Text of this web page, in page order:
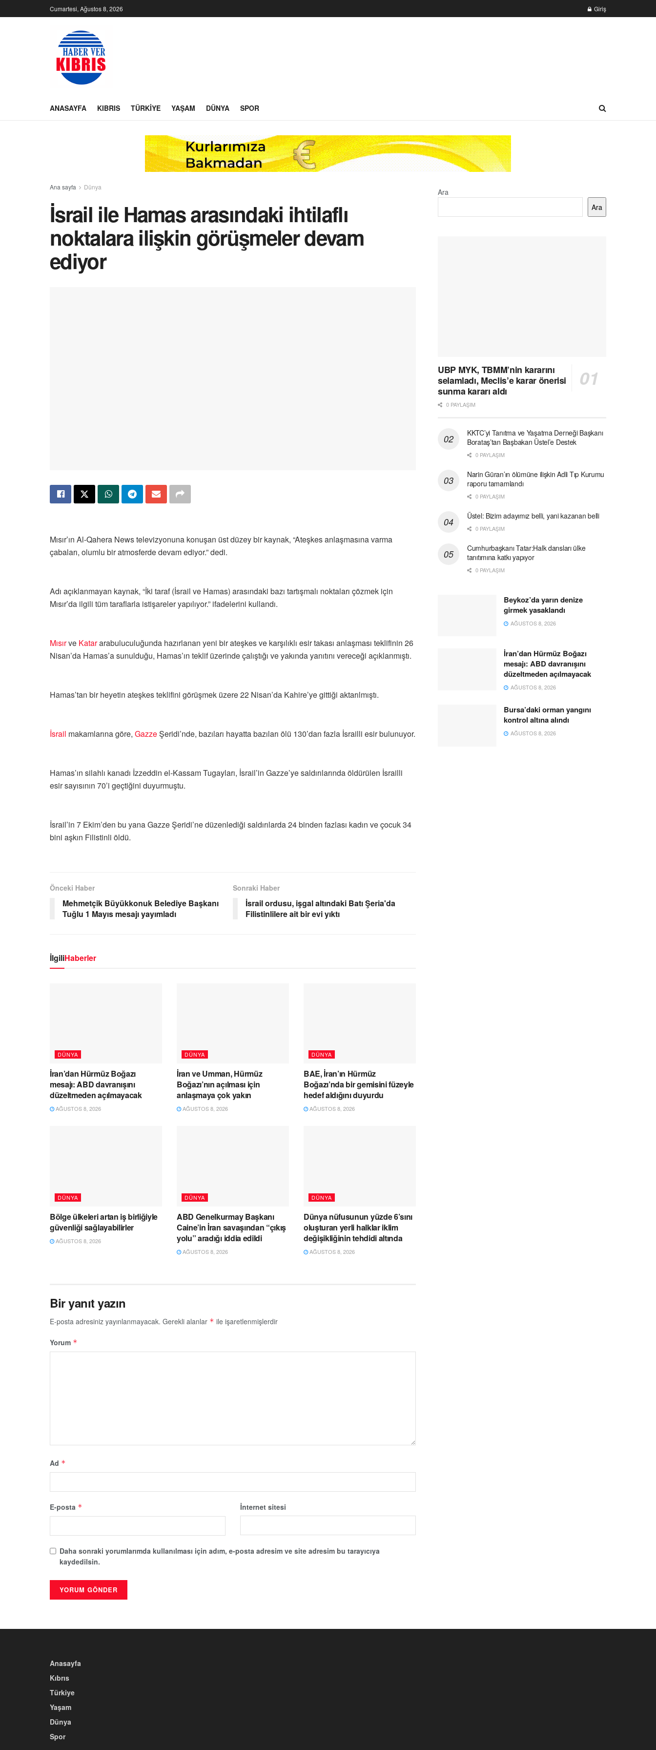
Cumartesi, Ağustos 8, 2026 Giriş
ANASAYFA KIBRIS TÜRKIYE YAŞAM DÜNYA SPOR
Ana sayfa Dünya
İsrail ile Hamas arasındaki ihtilaflı
noktalara ilişkin görüşmeler devam
ediyor
Mısır’ın Al-Qahera News televizyonuna konuşan üst düzey bir kaynak, “Ateşkes anlaşmasına varma
çabaları, olumlu bir atmosferde devam ediyor.” dedi.
Adı açıklanmayan kaynak, “İki taraf (İsrail ve Hamas) arasındaki bazı tartışmalı noktaları çözmek için
Mısır’da ilgili tüm taraflarla istişareler yapılıyor.” ifadelerini kullandı.
Mısırve Katararabuluculuğunda hazırlanan yeni bir ateşkes ve karşılıklı esir takası anlaşması teklifinin 26
Nisan’da Hamas’a sunulduğu, Hamas’ın teklif üzerinde çalıştığı ve yakında yanıtını vereceği açıklanmıştı.
Hamas’tan bir heyetin ateşkes teklifini görüşmek üzere 22 Nisan’da Kahire’ye gittiği aktarılmıştı.
İsrail makamlarına göre, GazzeŞeridi’nde, bazıları hayatta bazıları ölü 130’dan fazla İsrailli esir bulunuyor.
Hamas’ın silahlı kanadı İzzeddin el-Kassam Tugayları, İsrail’in Gazze’ye saldırılarında öldürülen İsrailli
esir sayısının 70’i geçtiğini duyurmuştu.
İsrail’in 7 Ekim’den bu yana Gazze Şeridi’ne düzenlediği saldırılarda 24 binden fazlası kadın ve çocuk 34
bini aşkın Filistinli öldü.
Önceki Haber
Mehmetçik Büyükkonuk Belediye Başkanı
Tuğlu 1 Mayıs mesajı yayımladı
Sonraki Haber
İsrail ordusu, işgal altındaki Batı Şeria'da
Filistinlilere ait bir evi yıktı
İlgiliHaberler
DÜNYA
İran’dan Hürmüz Boğazı
mesajı: ABD davranışını
düzeltmeden açılmayacak
AĞUSTOS 8, 2026
DÜNYA
İran ve Umman, Hürmüz
Boğazı’nın açılması için
anlaşmaya çok yakın
AĞUSTOS 8, 2026
DÜNYA
BAE, İran’ın Hürmüz
Boğazı’nda bir gemisini füzeyle
hedef aldığını duyurdu
AĞUSTOS 8, 2026
DÜNYA
Bölge ülkeleri artan iş birliğiyle
güvenliği sağlayabilirler
AĞUSTOS 8, 2026
DÜNYA
ABD Genelkurmay Başkanı
Caine’in İran savaşından “çıkış
yolu” aradığı iddia edildi
AĞUSTOS 8, 2026
DÜNYA
Dünya nüfusunun yüzde 6’sını
oluşturan yerli halklar iklim
değişikliğinin tehdidi altında
AĞUSTOS 8, 2026
Bir yanıt yazın
E-posta adresiniz yayınlanmayacak. Gerekli alanlar * ile işaretlenmişlerdir
Yorum *
Ad *
E-posta * İnternet sitesi
Daha sonraki yorumlarımda kullanılması için adım, e-posta adresim ve site adresim bu tarayıcıya
kaydedilsin.
Ara
Ara
UBP MYK, TBMM’nin kararını
selamladı, Meclis’e karar önerisi
sunma kararı aldı
0 PAYLAŞIM
KKTC’yi Tanıtma ve Yaşatma Derneği Başkanı
Borataş’tan Başbakan Üstel’e Destek
0 PAYLAŞIM
Narin Güran’ın ölümüne ilişkin Adli Tıp Kurumu
raporu tamamlandı
0 PAYLAŞIM
Üstel: Bizim adayımız belli, yani kazanan belli
0 PAYLAŞIM
Cumhurbaşkanı Tatar:Halk dansları ülke
tanıtımına katkı yapıyor
0 PAYLAŞIM
Beykoz’da yarın denize
girmek yasaklandı
AĞUSTOS 8, 2026
İran’dan Hürmüz Boğazı
mesajı: ABD davranışını
düzeltmeden açılmayacak
AĞUSTOS 8, 2026
Bursa’daki orman yangını
kontrol altına alındı
AĞUSTOS 8, 2026
Anasayfa
Kıbrıs
Türkiye
Yaşam
Dünya
Spor